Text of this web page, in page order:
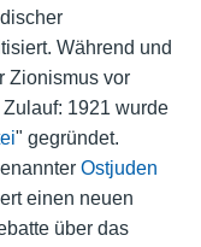
Während und
Zionismus vor
1921 wurde
" gegründet.
Ostjuden
einen neuen
über das